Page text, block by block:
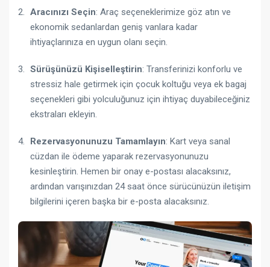
Aracınızı Seçin: Araç seçeneklerimize göz atın ve
ekonomik sedanlardan geniş vanlara kadar
ihtiyaçlarınıza en uygun olanı seçin.
Sürüşünüzü Kişiselleştirin: Transferinizi konforlu ve
stressiz hale getirmek için çocuk koltuğu veya ek bagaj
seçenekleri gibi yolculuğunuz için ihtiyaç duyabileceğiniz
ekstraları ekleyin.
Rezervasyonunuzu Tamamlayın: Kart veya sanal
cüzdan ile ödeme yaparak rezervasyonunuzu
kesinleştirin. Hemen bir onay e-postası alacaksınız,
ardından varışınızdan 24 saat önce sürücünüzün iletişim
bilgilerini içeren başka bir e-posta alacaksınız.